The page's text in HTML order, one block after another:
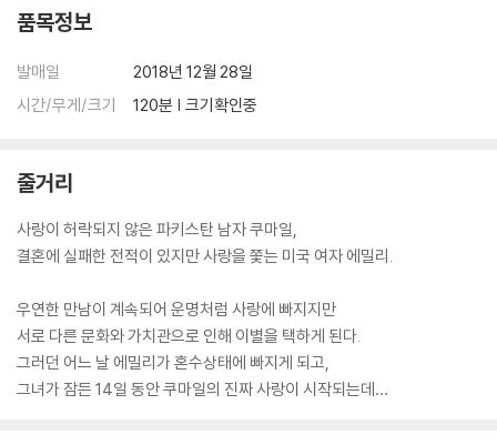
따뜻한 가족애를 놓치지 않는 영화의 메시지를 전한다. '빅 식'은 문화 차이
라는 허들, 가족이라는 딜레마를 넘고 풀어 진정한 사랑을 깨닫고 모두가
사랑으로부터 치유되는 영화다.
스크린에서 로맨스 명작을 놓친 관객들을 위한 DVD 출시
'빅 식' DVD는 1.85:1 아나몰픽 와이드 스크린 화면비에 5.1 돌비디지털
오디오를 수록하고 있다. 네티즌, 관람객, 기자, 평론가 그룹의 평가가 평
균 8.0 이상 상회하는 작품으로 스크린에서 '빅 식'을 놓친 영화 팬들에게
영화 본편과, 예고편을 수록하고 있으며, 영어, 한국어 자막을 수록하고 있
다. 정략결혼의 전통으로 사랑이 허락되지 않은 파키스탄 남자가 결혼에
한 번 실패했지만 사랑을 쫓는 미국 여자와의 연애와 이별을 통해 진정한
품목정보
발매일
2018년 12월 28일
시간/무게/크기
120분 | 크기확인중
줄거리
사랑이 허락되지 않은 파키스탄 남자 쿠마일,
결혼에 실패한 전적이 있지만 사랑을 쫓는 미국 여자 에밀리.
우연한 만남이 계속되어 운명처럼 사랑에 빠지지만
서로 다른 문화와 가치관으로 인해 이별을 택하게 된다.
그러던 어느 날 에밀리가 혼수상태에 빠지게 되고,
그녀가 잠든 14일 동안 쿠마일의 진짜 사랑이 시작되는데…